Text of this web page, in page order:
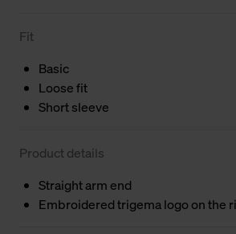
Fit
Basic
Loose fit
Short sleeve
Product details
Straight arm end
Embroidered trigema logo on the